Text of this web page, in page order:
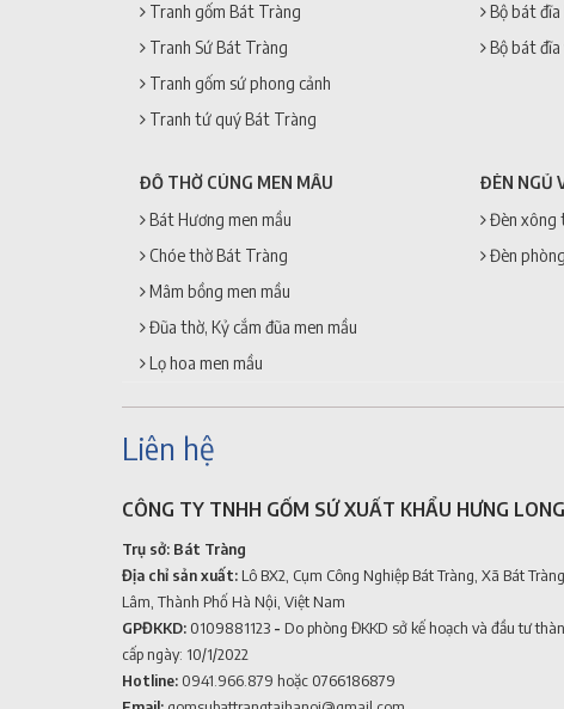
Tranh gốm Bát Tràng
Tranh Sứ Bát Tràng
Tranh gốm sứ phong cảnh
Tranh tứ quý Bát Tràng
Bộ bát
Bộ bát
ĐỒ THỜ CÚNG MEN MẦU
Bát Hương men mầu
Chóe thờ Bát Tràng
Mâm bồng men mầu
Đũa thờ, Kỷ cắm đũa men mầu
Lọ hoa men mầu
ĐÈN NGỦ
Đèn xông
Đèn
Liên hệ
CÔNG TY TNHH GỐM SỨ XUẤT KHẨU HƯNG LONG
Trụ sở: Bát Tràng
Địa chỉ sản xuất: Lô BX2, Cụm Công Nghiệp Bát Tràng, Xã Bát
Lâm, Thành Phố Hà Nội, Việt Nam
GPĐKKD: 0109881123 - Do phòng ĐKKD sở kế hoạch và đầu tư
cấp ngày: 10/1/2022
Hotline: 0941.966.879 hoặc 0766186879